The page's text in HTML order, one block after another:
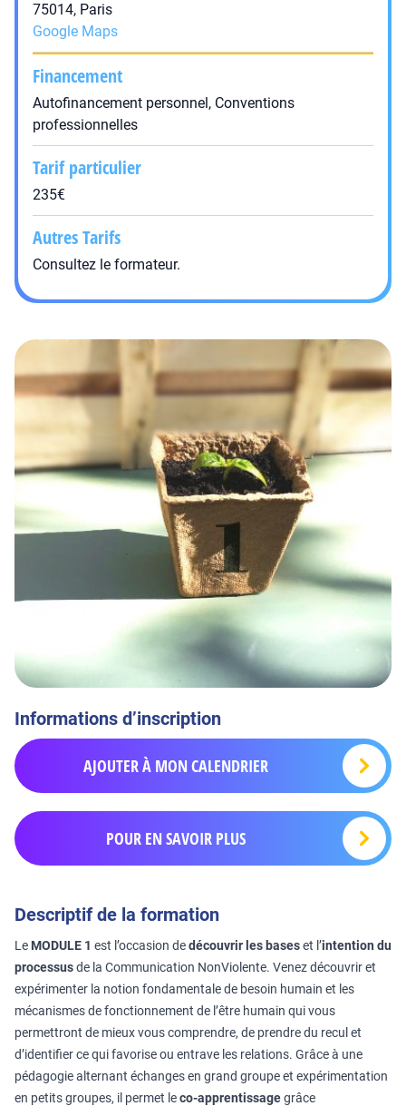
75014, Paris
Google Maps
Financement
Autofinancement personnel, Conventions
professionnelles
Tarif particulier
235€
Autres Tarifs
Consultez le formateur.
Informations d’inscription
AJOUTER À MON CALENDRIER
POUR EN SAVOIR PLUS
Descriptif de la formation
Le MODULE 1 est l’occasion dedécouvrir les baseset l’intention du
processusde la Communication NonViolente. Venez découvrir et
expérimenter la notion fondamentale de besoin humain et les
mécanismes de fonctionnement de l’être humain qui vous
permettront de mieux vous comprendre, de prendre du recul et
d’identifier ce qui favorise ou entrave les relations. Grâce à une
pédagogie alternant échanges en grand groupe et expérimentation
en petits groupes, il permet leco-apprentissagegrâce